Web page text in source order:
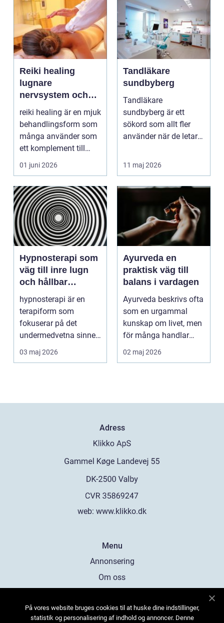
Reiki healing
lugnare
nervsystem och
mer balans i
vardagen
reiki healing är en mjuk
behandlingsform som
många använder som
ett komplement till
annan vård. Foku...
01 juni 2026
Tandläkare
sundbyberg
Tandläkare
sundbyberg är ett
sökord som allt fler
använder när de letar
tillgänglig ...
11 maj 2026
Hypnosterapi som
väg till inre lugn
och hållbar
förändring
hypnosterapi är en
terapiform som
fokuserar på det
undermedvetna sinnet
för att skapa djup och
hållb...
03 maj 2026
Ayurveda en
praktisk väg till
balans i vardagen
Ayurveda beskrivs ofta
som en urgammal
kunskap om livet, men
för många handlar
frågan om något
betyd...
02 maj 2026
Adress
web: www.klikko.dk
Menu
Annonsering
Om oss
Kontakta oss
På vores website bruges cookies til at huske dine indstillinger,
statistik og personalisering af indhold og annoncer. Denne